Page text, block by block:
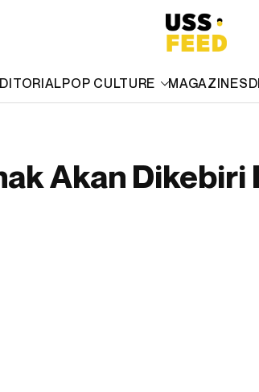
POP CULTURE MAGAZINES
Akan Dikebiri